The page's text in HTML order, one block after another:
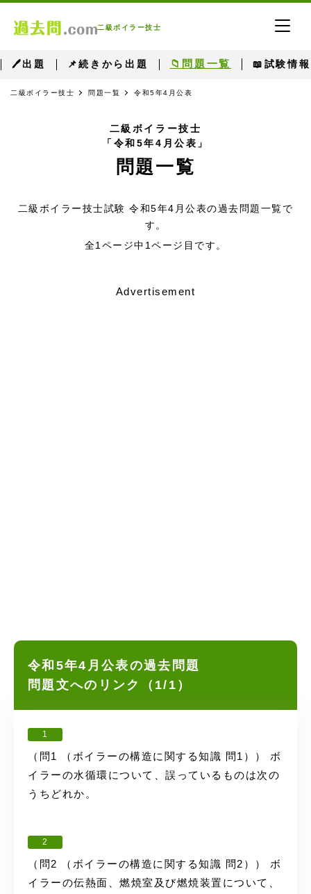
二級ボイラー技士
🖊出題 📌続きから出題 📁問題一覧 📖試験情報
二級ボイラー技士 問題一覧 令和5年4月公表
二級ボイラー技士
「令和5年4月公表」
問題一覧
二級ボイラー技士試験 令和5年4月公表の過去問題一覧で
す。
全1ページ中1ページ目です。
Advertisement
令和5年4月公表の過去問題
問題文へのリンク（1/1）
1
（問1 （ボイラーの構造に関する知識 問1）） ボ
イラーの水循環について、誤っているものは次の
うちどれか。
2
（問2 （ボイラーの構造に関する知識 問2）） ボ
イラーの伝熱面、燃焼室及び燃焼装置について、